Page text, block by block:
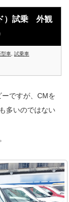
）試乗 外観
型車 試乗車
ですが、CMを
多いのではない